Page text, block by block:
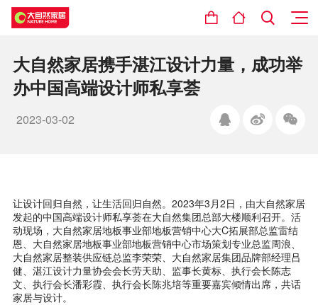
大自然家居携手湛江设计力量，成功举
办中国高端设计师私享荟
2023-03-02
让设计回归自然，让生活回归自然。2023年3月2日，由大自然家居
发起的中国高端设计师私享荟在大自然集团总部大楼顺利召开。活
动现场，大自然家居地板事业部地板营销中心大C拓展部总监雷结
恩、大自然家居地板事业部地板营销中心市场策划专业总监周浪、
大自然家居整装供应链总监李荣荣、大自然家居集团品牌部经理吕
健、湛江设计力量协会会长劳天助、监事长黄标、执行会长陈志
文、执行会长潘彩霞、执行会长陈兆培等重要嘉宾倾情出席，共话
家居与设计。